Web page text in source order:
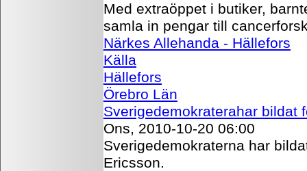
Med extraöppet i butiker,
samla in pengar till
Närkes Allehanda - Hällefors
Källa
Hällefors
Örebro Län
Sverigedemokraterahar bildat
Ons, 2010-10-20 06:00
Sverigedemokraterna har
Ericsson.